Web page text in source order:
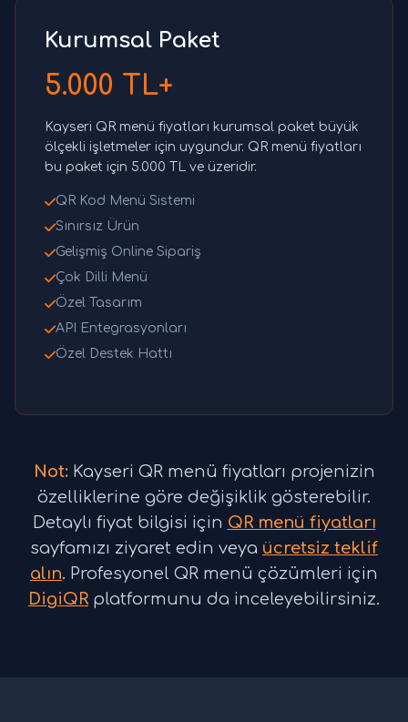
Kurumsal Paket
5.000 TL+
Kayseri QR menü fiyatları kurumsal paket büyük
ölçekli işletmeler için uygundur. QR menü fiyatları
bu paket için 5.000 TL ve üzeridir.
QR Kod Menü Sistemi
Sınırsız Ürün
Gelişmiş Online Sipariş
Çok Dilli Menü
Özel Tasarım
API Entegrasyonları
Özel Destek Hattı
Not:Kayseri QR menü fiyatları projenizin
özelliklerine göre değişiklik gösterebilir.
Detaylı fiyat bilgisi için QR menü fiyatları
sayfamızı ziyaret edin veya ücretsiz teklif
alın. Profesyonel QR menü çözümleri için
DigiQR platformunu da inceleyebilirsiniz.